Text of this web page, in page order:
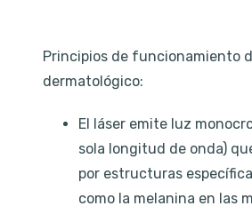
Principios de funcionamiento
dermatológico:
El láser emite luz
sola longitud de onda)
por estructuras
como la melanina en las